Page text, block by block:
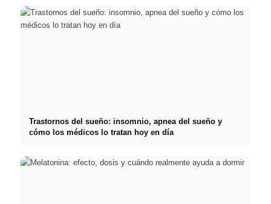
Trastornos del sueño: insomnio, apnea del sueño y
cómo los médicos lo tratan hoy en día